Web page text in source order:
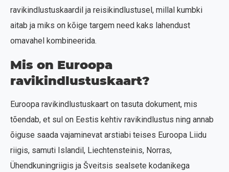
ravikindlustuskaardil ja reisikindlustusel, millal kumbki
aitab ja miks on kõige targem need kaks lahendust
omavahel kombineerida.
Mis on Euroopa
ravikindlustuskaart?
Euroopa ravikindlustuskaart on tasuta dokument, mis
tõendab, et sul on Eestis kehtiv ravikindlustus ning annab
õiguse saada vajaminevat arstiabi teises Euroopa Liidu
riigis, samuti Islandil, Liechtensteinis, Norras,
Ühendkuningriigis ja Šveitsis sealsete kodanikega